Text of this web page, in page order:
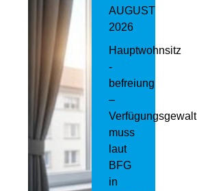
AUGUST
2026
Hauptwohnsitz​
­
befreiung
–
Verfügungsgewalt
muss
laut
BFG
in